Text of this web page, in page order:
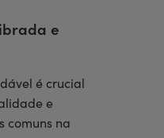
e
é crucial
e
comuns na